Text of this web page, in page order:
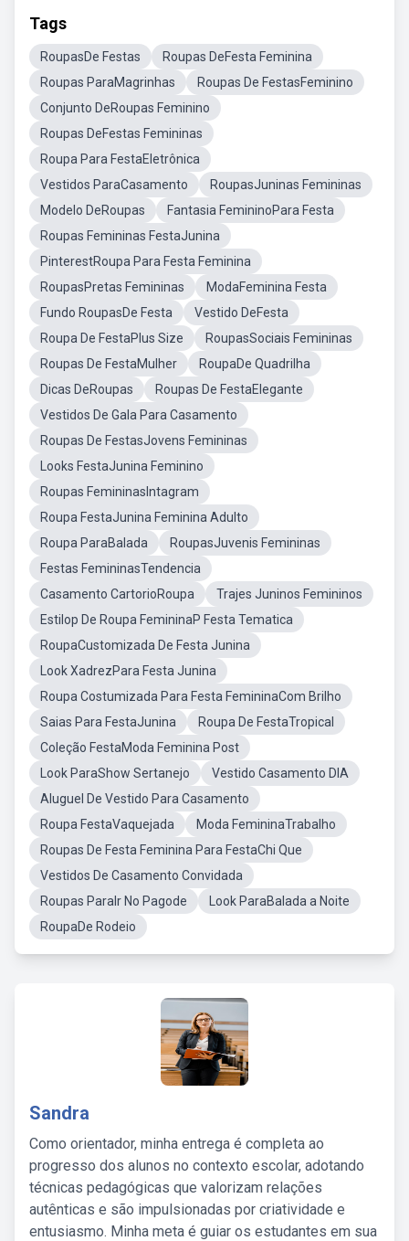
Tags
RoupasDe Festas
Roupas DeFesta Feminina
Roupas ParaMagrinhas
Roupas De FestasFeminino
Conjunto DeRoupas Feminino
Roupas DeFestas Femininas
Roupa Para FestaEletrônica
Vestidos ParaCasamento
RoupasJuninas Femininas
Modelo DeRoupas
Fantasia FemininoPara Festa
Roupas Femininas FestaJunina
PinterestRoupa Para Festa Feminina
RoupasPretas Femininas
ModaFeminina Festa
Fundo RoupasDe Festa
Vestido DeFesta
Roupa De FestaPlus Size
RoupasSociais Femininas
Roupas De FestaMulher
RoupaDe Quadrilha
Dicas DeRoupas
Roupas De FestaElegante
Vestidos De Gala Para Casamento
Roupas De FestasJovens Femininas
Looks FestaJunina Feminino
Roupas FemininasIntagram
Roupa FestaJunina Feminina Adulto
Roupa ParaBalada
RoupasJuvenis Femininas
Festas FemininasTendencia
Casamento CartorioRoupa
Trajes Juninos Femininos
Estilop De Roupa FemininaP Festa Tematica
RoupaCustomizada De Festa Junina
Look XadrezPara Festa Junina
Roupa Costumizada Para Festa FemininaCom Brilho
Saias Para FestaJunina
Roupa De FestaTropical
Coleção FestaModa Feminina Post
Look ParaShow Sertanejo
Vestido Casamento DIA
Aluguel De Vestido Para Casamento
Roupa FestaVaquejada
Moda FemininaTrabalho
Roupas De Festa Feminina Para FestaChi Que
Vestidos De Casamento Convidada
Roupas ParaIr No Pagode
Look ParaBalada a Noite
RoupaDe Rodeio
Sandra
Como orientador, minha entrega é completa ao
progresso dos alunos no contexto escolar, adotando
técnicas pedagógicas que valorizam relações
autênticas e são impulsionadas por criatividade e
entusiasmo. Minha meta é guiar os estudantes em sua